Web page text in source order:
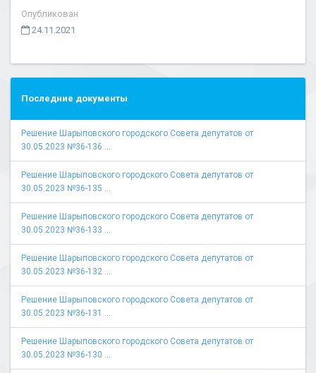
Опубликован
24.11.2021
Последние документы
Решение Шарыповского городского Совета депутатов от
30.05.2023 №36-136 ...
Решение Шарыповского городского Совета депутатов от
30.05.2023 №36-135 ...
Решение Шарыповского городского Совета депутатов от
30.05.2023 №36-133 ...
Решение Шарыповского городского Совета депутатов от
30.05.2023 №36-132 ...
Решение Шарыповского городского Совета депутатов от
30.05.2023 №36-131 ...
Решение Шарыповского городского Совета депутатов от
30.05.2023 №36-130 ...